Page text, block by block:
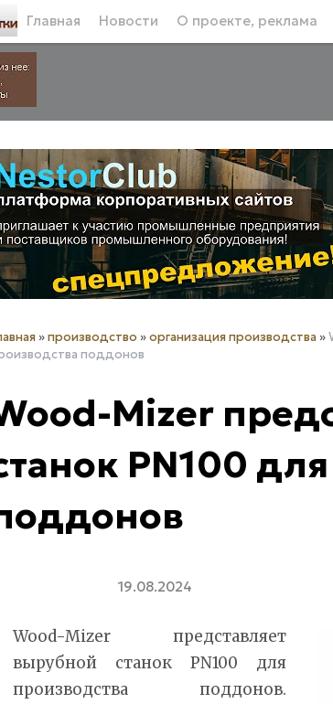
Главная Новости О проекте, реклама
»производство »организация производства »
поддонов
Mizer
PN100
19.08.2024
Wood-Mizer представляет
вырубной станок PN100 для
производства поддонов.